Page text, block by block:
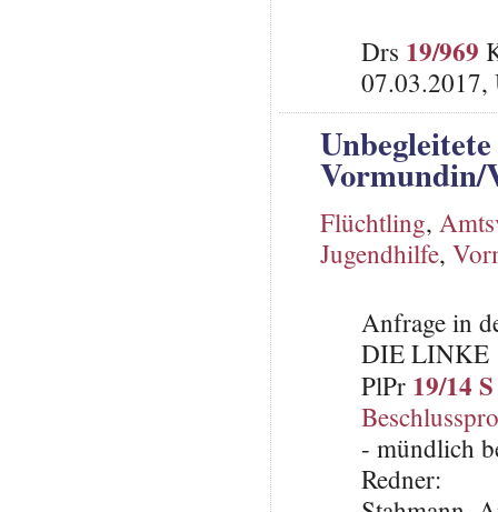
Drs 19/969
07.03.2017,
Vormundin/
Flüchtling,
Jugendhilfe,
Anfrage in
DIE LINKE
PlPr 19/14 S
- mündlich
Redner: